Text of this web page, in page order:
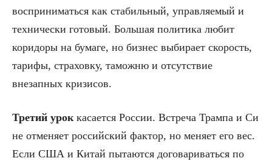
восприниматься как стабильный, управляемый и
технически готовый. Большая политика любит
коридоры на бумаге, но бизнес выбирает скорость,
тарифы, страховку, таможню и отсутствие
внезапных кризисов.
Третий уроккасается России. Встреча Трампа и Си
не отменяет российский фактор, но меняет его вес.
Если США и Китай пытаются договариваться по